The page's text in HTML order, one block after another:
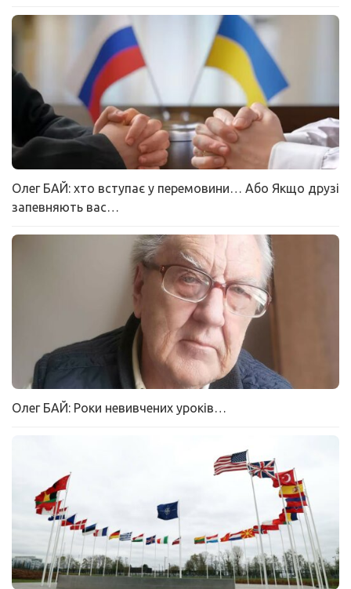
Олег БАЙ: хто вступає у перемовини… Або Якщо друзі
запевняють вас…
Олег БАЙ: Роки невивчених уроків…